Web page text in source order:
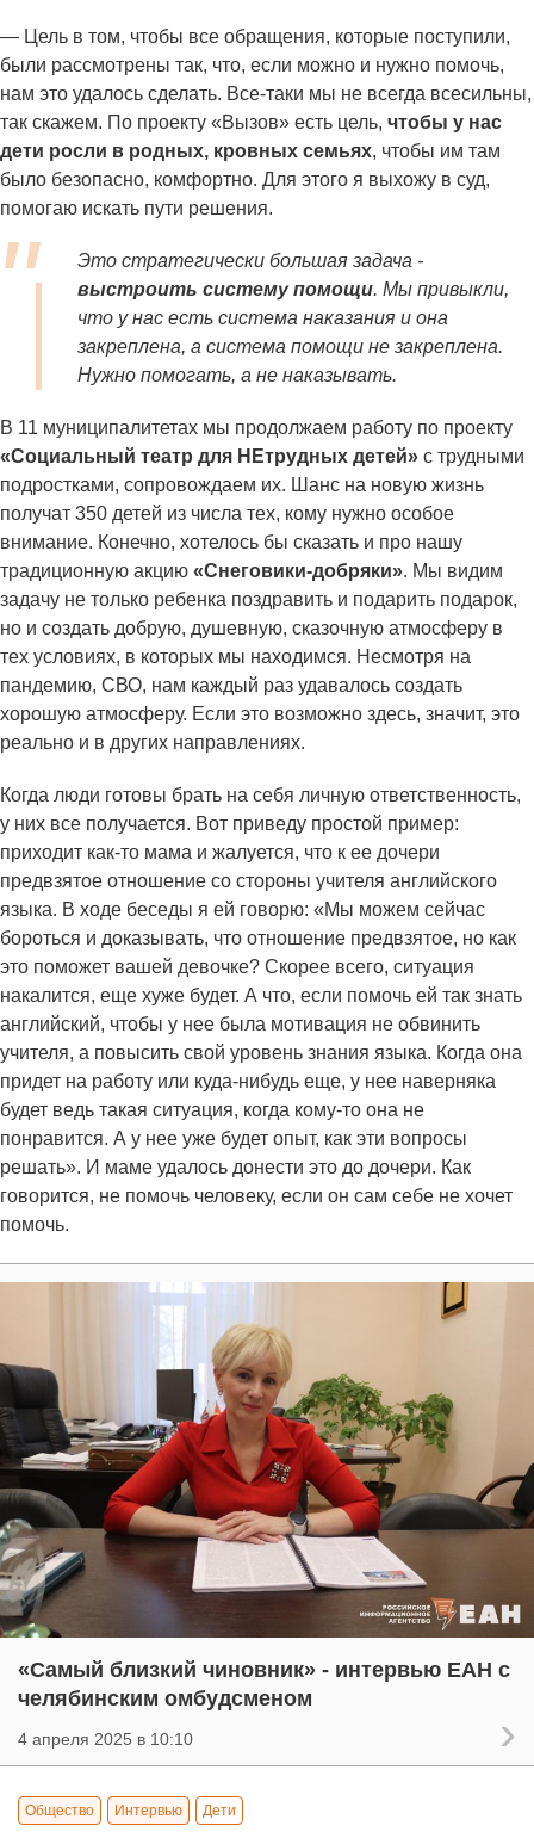
— Цель в том, чтобы все обращения, которые поступили,
были рассмотрены так, что, если можно и нужно помочь,
нам это удалось сделать. Все-таки мы не всегда всесильны,
так скажем. По проекту «Вызов» есть цель, чтобы у нас
дети росли в родных, кровных семьях, чтобы им там
было безопасно, комфортно. Для этого я выхожу в суд,
помогаю искать пути решения.
Это стратегически большая задача -
выстроить систему помощи. Мы привыкли,
что у нас есть система наказания и она
закреплена, а система помощи не закреплена.
Нужно помогать, а не наказывать.
В 11 муниципалитетах мы продолжаем работу по проекту
«Социальный театр для НЕтрудных детей» с трудными
подростками, сопровождаем их. Шанс на новую жизнь
получат 350 детей из числа тех, кому нужно особое
внимание. Конечно, хотелось бы сказать и про нашу
традиционную акцию «Снеговики-добряки». Мы видим
задачу не только ребенка поздравить и подарить подарок,
но и создать добрую, душевную, сказочную атмосферу в
тех условиях, в которых мы находимся. Несмотря на
пандемию, СВО, нам каждый раз удавалось создать
хорошую атмосферу. Если это возможно здесь, значит, это
реально и в других направлениях.
Когда люди готовы брать на себя личную ответственность,
у них все получается. Вот приведу простой пример:
приходит как-то мама и жалуется, что к ее дочери
предвзятое отношение со стороны учителя английского
языка. В ходе беседы я ей говорю: «Мы можем сейчас
бороться и доказывать, что отношение предвзятое, но как
это поможет вашей девочке? Скорее всего, ситуация
накалится, еще хуже будет. А что, если помочь ей так знать
английский, чтобы у нее была мотивация не обвинить
учителя, а повысить свой уровень знания языка. Когда она
придет на работу или куда-нибудь еще, у нее наверняка
будет ведь такая ситуация, когда кому-то она не
понравится. А у нее уже будет опыт, как эти вопросы
решать». И маме удалось донести это до дочери. Как
говорится, не помочь человеку, если он сам себе не хочет
помочь.
«Самый близкий чиновник» - интервью ЕАН с
челябинским омбудсменом
4 апреля 2025 в 10:10
Общество Интервью Дети